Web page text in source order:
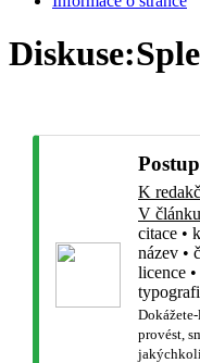
Diskuse:
K
V
citace •
název •
licence •
provést,